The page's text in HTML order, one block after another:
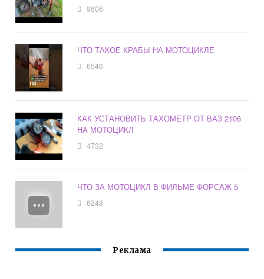
9606
ЧТО ТАКОЕ КРАБЫ НА МОТОЦИКЛЕ
6546
КАК УСТАНОВИТЬ ТАХОМЕТР ОТ ВАЗ 2106
НА МОТОЦИКЛ
4732
ЧТО ЗА МОТОЦИКЛ В ФИЛЬМЕ ФОРСАЖ 5
6248
Реклама